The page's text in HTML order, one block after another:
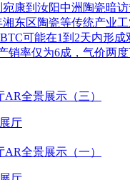
康到汝阳中洲陶瓷暗
东区陶瓷等传统产业
可能在1到2天内形
销率仅为6成，气价两度
厅